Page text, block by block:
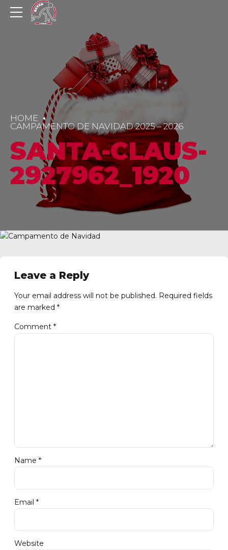
HOME
CAMPAMENTO DE NAVIDAD 2025 – 2026
SANTA-CLAUS-
2927962_1920
Leave a Reply
Your email address will not be published. Required fields
are marked *
Comment *
Name *
Email *
Website